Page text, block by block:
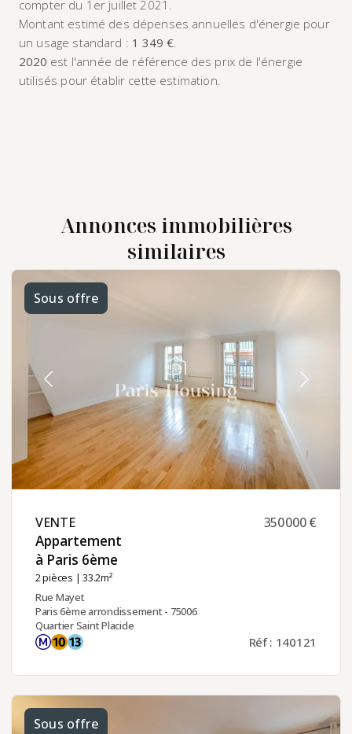
compter du 1er juillet 2021.
Montant estimé des dépenses annuelles d'énergie pour
un usage standard : 1 349 €
2020 est l'année de référence des prix de l'énergie
utilisés pour établir cette estimation.
Annonces immobilières
similaires
Sous offre
VENTE ​
Appartement
à Paris 6ème ​
2 pièces | 33.2m²
350 000 €
Rue Mayet
Paris 6ème arrondissement - 75006
Quartier Saint Placide
Réf : 140121
Sous offre